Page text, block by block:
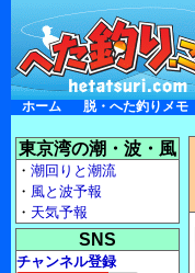
ホーム 脱・へた釣りメモ
東京湾の潮・波・風
・ 潮回りと潮流
・ 風と波予報
・ 天気予報
SNS
チャンネル登録